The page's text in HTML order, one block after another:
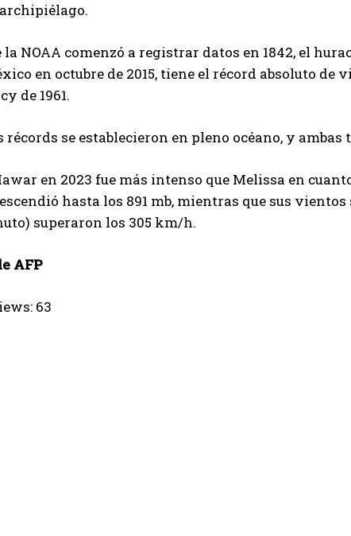
la NOAA comenzó a registrar datos en 1842, el
en octubre de 2015, tiene el récord absoluto
de 1961.
récords se establecieron en pleno océano, y
en 2023 fue más intenso que Melissa en
hasta los 891 mb, mientras que sus
superaron los 305 km/h.
AFP
63